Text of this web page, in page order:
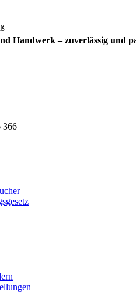
Handwerk – zuverlässig und
366